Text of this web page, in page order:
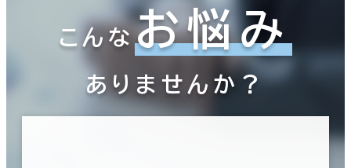
こんなお悩み
ありませんか？